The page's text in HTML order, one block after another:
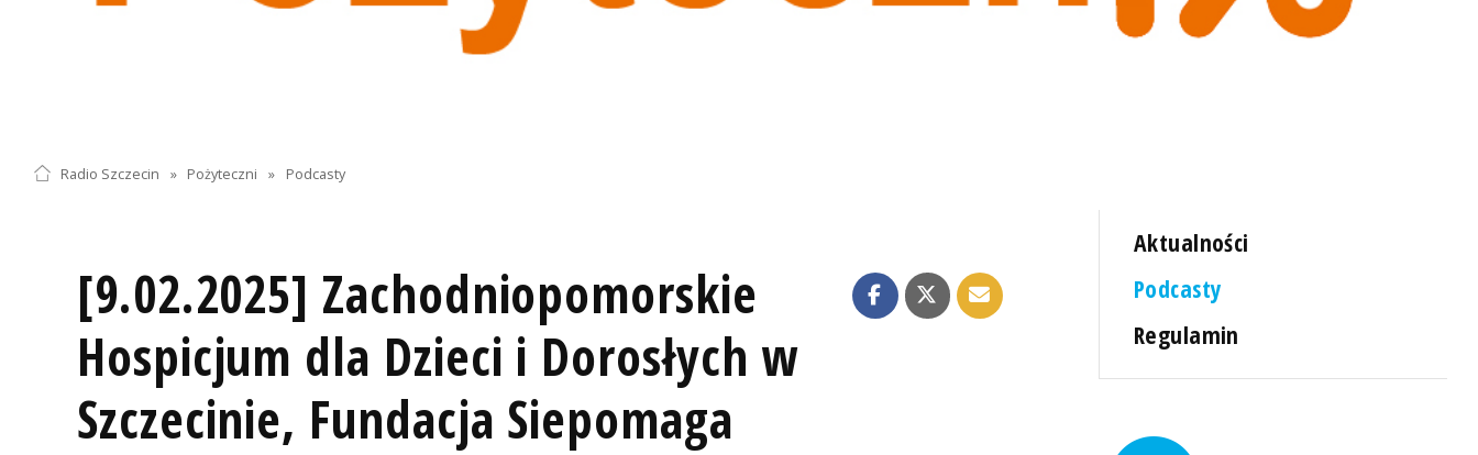
Radio Szczecin » Pożyteczni » Podcasty
[9.02.2025] Zachodniopomorskie
Hospicjum dla Dzieci i Dorosłych w
Szczecinie, Fundacja Siepomaga
Aktualności
Podcasty
Regulamin